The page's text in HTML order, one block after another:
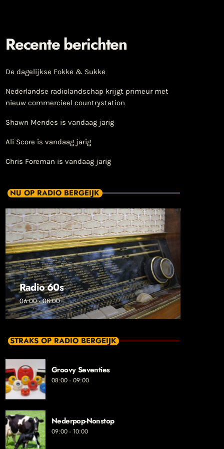
Recente berichten
De dagelijkse Fokke & Sukke
Nederlandse radiolandschap krijgt primeur met
nieuw commercieel countrystation
Shawn Mendes is vandaag jarig
Ali Score is vandaag jarig
Chris Foreman is vandaag jarig
NU OP RADIO BERGEIJK
Radio 60s
06:00 - 08:00
STRAKS OP RADIO BERGEIJK
Groovy Seventies
08:00 - 09:00
Nederpop-Nonstop
09:00 - 10:00